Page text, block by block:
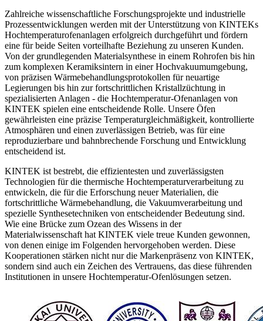
Zahlreiche wissenschaftliche Forschungsprojekte und industrielle
Prozessentwicklungen werden mit der Unterstützung von KINTEKs
Hochtemperaturofenanlagen erfolgreich durchgeführt und fördern
eine für beide Seiten vorteilhafte Beziehung zu unseren Kunden.
Von der grundlegenden Materialsynthese in einem Rohrofen bis hin
zum komplexen Keramiksintern in einer Hochvakuumumgebung,
von präzisen Wärmebehandlungsprotokollen für neuartige
Legierungen bis hin zur fortschrittlichen Kristallzüchtung in
spezialisierten Anlagen - die Hochtemperatur-Ofenanlagen von
KINTEK spielen eine entscheidende Rolle. Unsere Öfen
gewährleisten eine präzise Temperaturgleichmäßigkeit, kontrollierte
Atmosphären und einen zuverlässigen Betrieb, was für eine
reproduzierbare und bahnbrechende Forschung und Entwicklung
entscheidend ist.
KINTEK ist bestrebt, die effizientesten und zuverlässigsten
Technologien für die thermische Hochtemperaturverarbeitung zu
entwickeln, die für die Erforschung neuer Materialien, die
fortschrittliche Wärmebehandlung, die Vakuumverarbeitung und
spezielle Synthesetechniken von entscheidender Bedeutung sind.
Wie eine Brücke zum Ozean des Wissens in der
Materialwissenschaft hat KINTEK viele treue Kunden gewonnen,
von denen einige im Folgenden hervorgehoben werden. Diese
Kooperationen stärken nicht nur die Markenpräsenz von KINTEK,
sondern sind auch ein Zeichen des Vertrauens, das diese führenden
Institutionen in unsere Hochtemperatur-Ofenlösungen setzen.